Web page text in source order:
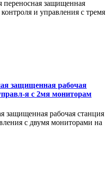
переносная защищенная
и управления c тремя
защищенная рабочая
я с 2мя мониторам
защищенная рабочая станция
с двумя мониторами на